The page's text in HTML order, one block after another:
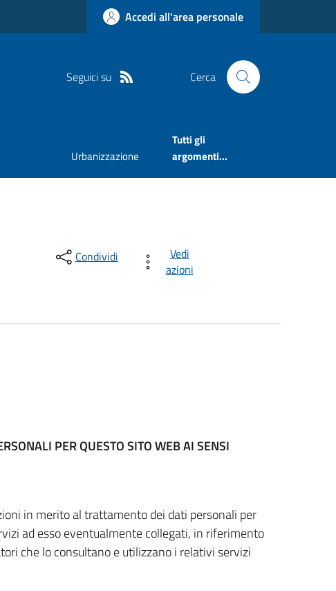
Accedi all'area personale
Seguici su Cerca
Urbanizzazione
Tutti gli
argomenti...
Condividi
Vedi
azioni
PER QUESTO SITO WEBAI SENSI
in merito al trattamento dei dati personali per
ad esso eventualmente collegati, in riferimento
che lo consultano e utilizzano i relativi servizi